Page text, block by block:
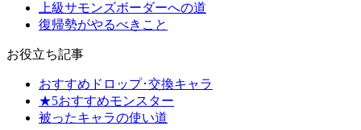
上級サモンズボーダーへの道
復帰勢がやるべきこと
お役立ち記事
おすすめドロップ･交換キャラ
★5おすすめモンスター
被ったキャラの使い道